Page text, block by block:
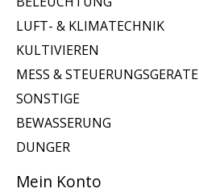
LUFT- & KLIMATECHNIK
KULTIVIEREN
MESS & STEUERUNGSGERATE
SONSTIGE
BEWASSERUNG
DUNGER
Mein Konto